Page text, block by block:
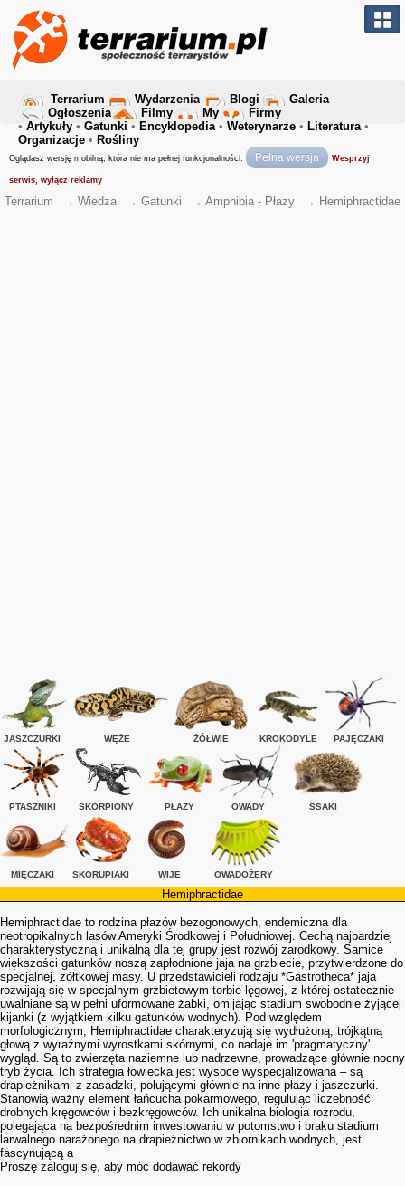
Terrarium Wydarzenia Blogi
Galeria
Ogłoszenia
Filmy My
Firmy
• Artykuły • Gatunki • Encyklopedia• Weterynarze • Literatura•
Organizacje • Rośliny
Oglądasz wersję mobilną, która nie ma pełnej funkcjonalności. Pełna wersja Wesprzyj
serwis, wyłącz reklamy
Terrarium → Wiedza → Gatunki → Amphibia - Płazy → Hemiphractidae
JASZCZURKI WĘŻE ŻÓŁWIE KROKODYLE PAJĘCZAKI
PTASZNIKI SKORPIONY PŁAZY OWADY SSAKI
MIĘCZAKI SKORUPIAKI WIJE OWADOŻERY
Hemiphractidae
Hemiphractidae to rodzina płazów bezogonowych, endemiczna dla
neotropikalnych lasów Ameryki Środkowej i Południowej. Cechą najbardziej
charakterystyczną i unikalną dla tej grupy jest rozwój zarodkowy. Samice
większości gatunków noszą zapłodnione jaja na grzbiecie, przytwierdzone do
specjalnej, żółtkowej masy. U przedstawicieli rodzaju *Gastrotheca* jaja
rozwijają się w specjalnym grzbietowym torbie lęgowej, z której ostatecznie
uwalniane są w pełni uformowane żabki, omijając stadium swobodnie żyjącej
kijanki (z wyjątkiem kilku gatunków wodnych). Pod względem
morfologicznym, Hemiphractidae charakteryzują się wydłużoną, trójkątną
głową z wyraźnymi wyrostkami skórnymi, co nadaje im 'pragmatyczny'
wygląd. Są to zwierzęta naziemne lub nadrzewne, prowadzące głównie nocny
tryb życia. Ich strategia łowiecka jest wysoce wyspecjalizowana – są
drapieżnikami z zasadzki, polującymi głównie na inne płazy i jaszczurki.
Stanowią ważny element łańcucha pokarmowego, regulując liczebność
drobnych kręgowców i bezkręgowców. Ich unikalna biologia rozrodu,
polegająca na bezpośrednim inwestowaniu w potomstwo i braku stadium
larwalnego narażonego na drapieżnictwo w zbiornikach wodnych, jest
fascynującą a
Proszę zaloguj się, aby móc dodawać rekordy